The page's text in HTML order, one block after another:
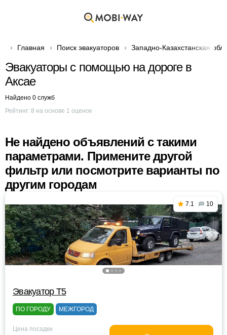
Главная Поиск эвакуаторов Западно-Казахстанская
Эвакуаторы с помощью на дороге в
Аксае
Найдено 0 служб
Рейтинг: 8 на основе 1 оценок
Не найдено объявлений с такими
параметрами. Примените другой
фильтр или посмотрите варианты по
другим городам
7.1 10
Эвакуатор Т5
ПО ГОРОДУ МЕЖГОРОД
Цена посадки